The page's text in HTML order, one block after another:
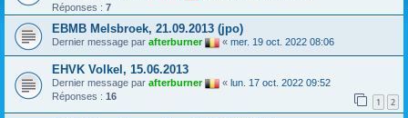
e
Réponses : 7
EBMB Melsbroek, 21.09.2013 (jpo)
Dernier message par afterburner « mer. 19 oct. 2022 08:06
EHVK Volkel, 15.06.2013
Dernier message par afterburner « lun. 17 oct. 2022 09:52
Réponses : 16 1 2